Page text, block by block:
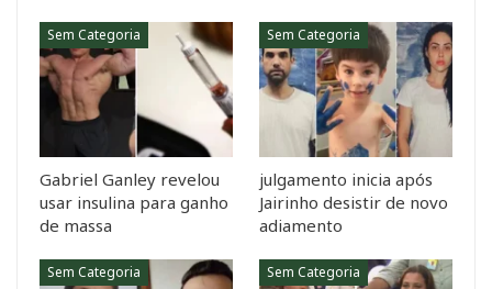
Sem Categoria
Gabriel Ganley revelou
usar insulina para ganho
de massa
Sem Categoria
julgamento inicia após
Jairinho desistir de novo
adiamento
Sem Categoria Sem Categoria